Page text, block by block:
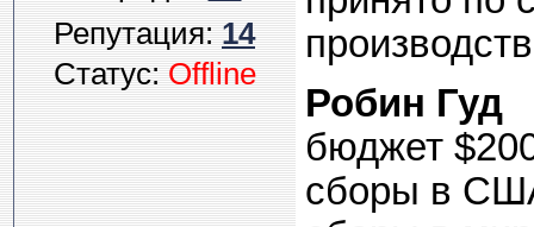
Репутация:14
Статус:Offline
Робин Гуд
бюджет
сборы в